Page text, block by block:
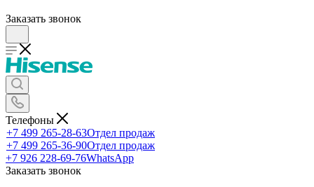
Заказать звонок
Телефоны
+7 499 265-28-63Отдел продаж
+7 499 265-36-90Отдел продаж
+7 926 228-69-76WhatsApp
Заказать звонок